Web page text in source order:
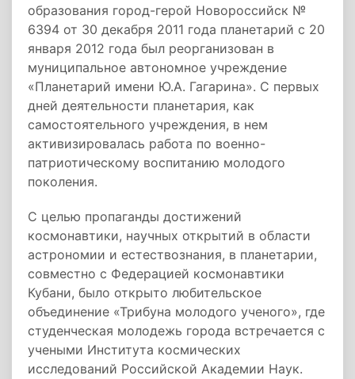
образования город-герой Новороссийск №
6394 от 30 декабря 2011 года планетарий с 20
января 2012 года был реорганизован в
муниципальное автономное учреждение
«Планетарий имени Ю.А. Гагарина». С первых
дней деятельности планетария, как
самостоятельного учреждения, в нем
активизировалась работа по военно-
патриотическому воспитанию молодого
поколения.
С целью пропаганды достижений
космонавтики, научных открытий в области
астрономии и естествознания, в планетарии,
совместно с Федерацией космонавтики
Кубани, было открыто любительское
объединение «Трибуна молодого ученого», где
студенческая молодежь города встречается с
учеными Института космических
исследований Российской Академии Наук.